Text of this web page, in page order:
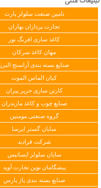
تامین صنعت سلولز پارت
تجارت پردازان بهاران
کاغذ سازی افرنگ نور
مهان کاغذ سرکان
صنایع بسته بندی آراسنج البرز
کیان الماس الموت
کارتن سازی حریر پیران
صنایع چوب و کاغذ مازندران
گروه صنعتی مومنین
سایان گستر ایرسا
شرکت فرادید
سایان سلولز ایساتیس
پیشگامان نوین تجارت آوید
صنایع بسته بندی پاژ پارس